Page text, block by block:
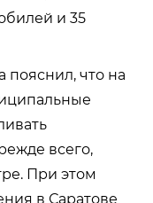
и 35
пояснил, что на
всего,
При этом
в Саратове